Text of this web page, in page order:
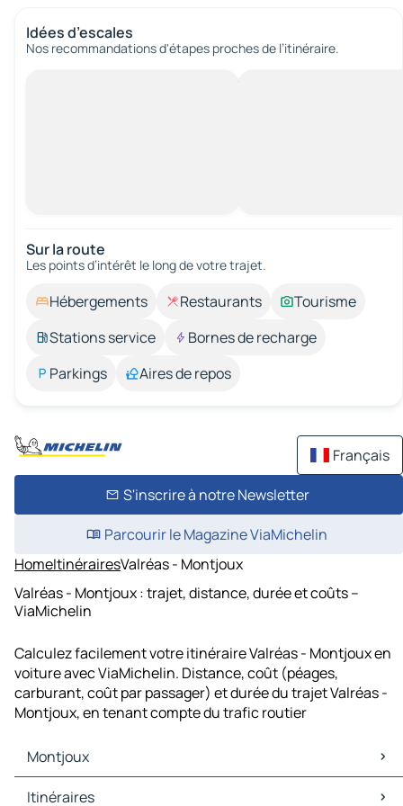
Idées d’escales
Nos recommandations d'étapes proches de l’itinéraire.
Sur la route
Les points d’intérêt le long de votre trajet.
Hébergements Restaurants
Tourisme
Stations service
Bornes de recharge
Parkings
Aires de repos
Français
S'inscrire à notre Newsletter
Parcourir le Magazine ViaMichelin
HomeItinérairesValréas - Montjoux
Valréas - Montjoux : trajet, distance, durée et coûts –
ViaMichelin
Calculez facilement votre itinéraire Valréas - Montjoux en
voiture avec ViaMichelin. Distance, coût (péages,
carburant, coût par passager) et durée du trajet Valréas -
Montjoux, en tenant compte du trafic routier
Montjoux
Montjoux Cartes et plans
Itinéraires